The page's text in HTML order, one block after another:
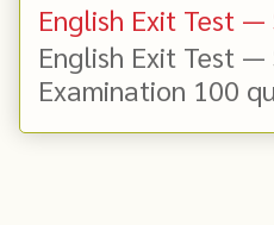
English Exit Test —
English Exit Test —
Examination 100